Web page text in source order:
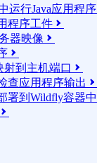
运行Java应用程序
程序工件 
器映像 

射到主机端口 
查应用程序输出 
署到Wildfly容器中
